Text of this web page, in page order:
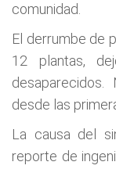
comunidad.
El derrumbe de
12 plantas,
desde las
La causa del
reporte de